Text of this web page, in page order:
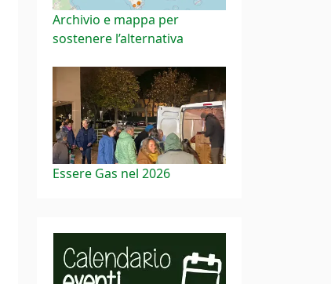
Archivio e mappa per
sostenere l’alternativa
Essere Gas nel 2026